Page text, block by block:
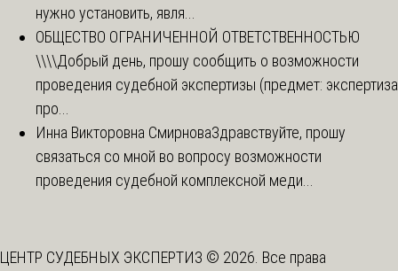
нужно установить, явля...
ОБЩЕСТВО ОГРАНИЧЕННОЙ ОТВЕТСТВЕННОСТЬЮ
\\\\Добрый день, прошу сообщить о возможности
проведения судебной экспертизы (предмет: экспертиза
про...
Инна Викторовна СмирноваЗдравствуйте, прошу
связаться со мной во вопросу возможности
проведения судебной комплексной меди...
ЦЕНТР СУДЕБНЫХ ЭКСПЕРТИЗ © 2026. Все права